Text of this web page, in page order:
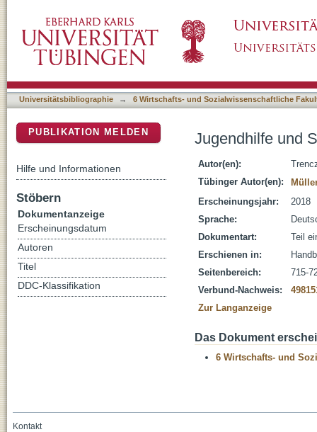
Universitätsbibliographie → 6 Wirtschafts- und Sozialwissenschaftliche
Jugendhilfe und
Autor(en):
Tübinger Autor(en):
Erscheinungsjahr:
2018
Sprache:
Dokumentart:
Teil
Erschienen in:
Seitenbereich:
715-
Verbund-Nachweis:
Zur Langanzeige
Das Dokument
6 Wirtschafts- und
PUBLIKATION MELDEN
Hilfe und Informationen
Stöbern
Dokumentanzeige
Erscheinungsdatum
Autoren
Titel
DDC-Klassifikation
Kontakt